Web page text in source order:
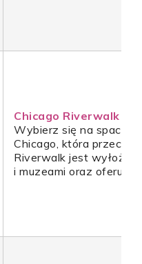
Chicago Riverwalk
Wybierz się na spacer
Chicago, która przecina
Riverwalk jest
i muzeami oraz oferuje